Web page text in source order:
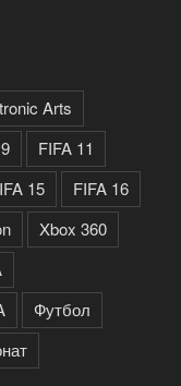
Arts
FIFA 11
15
FIFA 16
Xbox 360
Футбол